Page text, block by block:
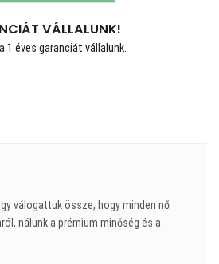
VÁLLALUNK!
1 éves garanciát vállalunk.
válogattuk össze, hogy minden nő
nálunk a prémium minőség és a